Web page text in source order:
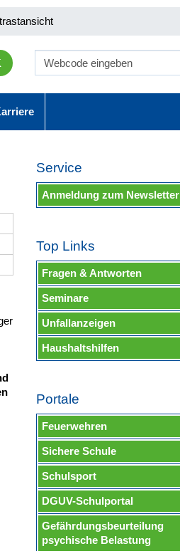
Service
Anmeldung zum Newsletter
Top Links
Fragen & Antworten
Seminare
Unfallanzeigen
Haushaltshilfen
Portale
Feuerwehren
Sichere Schule
Schulsport
DGUV-Schulportal
Gefährdungsbeurteilung
psychische Belastung